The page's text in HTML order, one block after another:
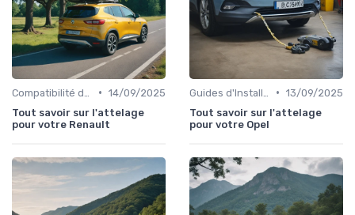
• 14/09/2025
Tout savoir sur l'attelage
pour votre Renault
• 13/09/2025
Tout savoir sur l'attelage
pour votre Opel